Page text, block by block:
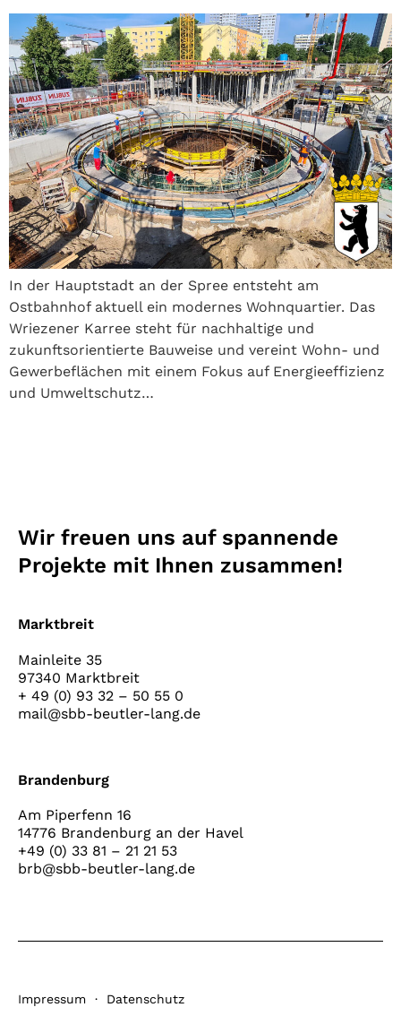
In der Hauptstadt an der Spree entsteht am
Ostbahnhof aktuell ein modernes Wohnquartier. Das
Wriezener Karree steht für nachhaltige und
zukunftsorientierte Bauweise und vereint Wohn- und
Gewerbeflächen mit einem Fokus auf Energieeffizienz
und Umweltschutz…
Wir freuen uns auf spannende
Projekte mit Ihnen zusammen!
Marktbreit
Mainleite 35
97340 Marktbreit
+ 49 (0) 93 32 – 50 55 0
mail@sbb-beutler-lang.de
Brandenburg
Am Piperfenn 16
14776 Brandenburg an der Havel
+49 (0) 33 81 – 21 21 53
brb@sbb-beutler-lang.de
Impressum · Datenschutz